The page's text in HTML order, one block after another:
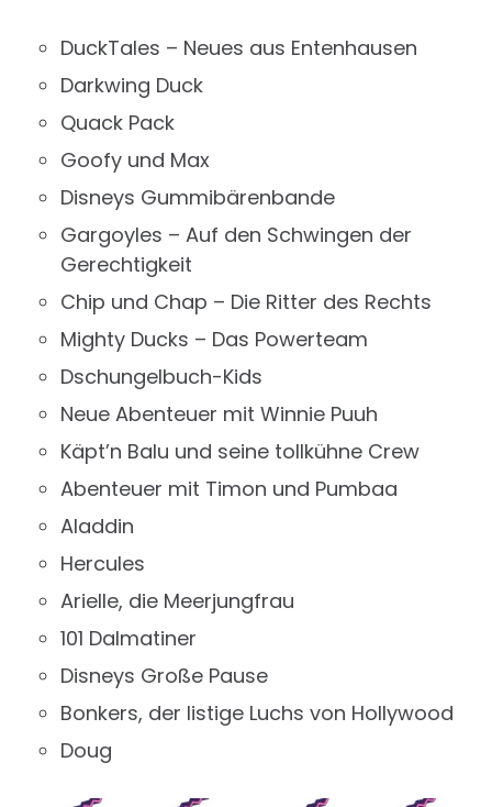
DuckTales – Neues aus Entenhausen
Darkwing Duck
Quack Pack
Goofy und Max
Disneys Gummibärenbande
Gargoyles – Auf den Schwingen der
Gerechtigkeit
Chip und Chap – Die Ritter des Rechts
Mighty Ducks – Das Powerteam
Dschungelbuch-Kids
Neue Abenteuer mit Winnie Puuh
Käpt’n Balu und seine tollkühne Crew
Abenteuer mit Timon und Pumbaa
Aladdin
Hercules
Arielle, die Meerjungfrau
101 Dalmatiner
Disneys Große Pause
Bonkers, der listige Luchs von Hollywood
Doug